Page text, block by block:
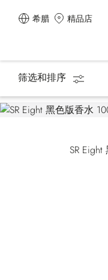
希腊 精品店
主页 香水
筛选和排序
SR